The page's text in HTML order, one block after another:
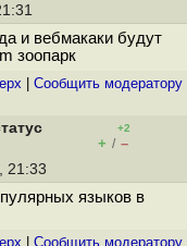
и вебмакаки будут
зоопарк
Cообщить модератору
+2
+ / –
21:33
языков в
Cообщить модератору